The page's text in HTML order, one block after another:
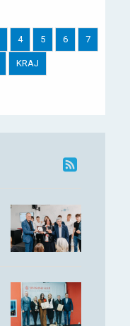
4 5 6 7
KRAJ